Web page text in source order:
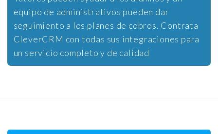
equipo de administrativos pueden dar
seguimiento a los planes de cobros. Contrata
CleverCRM con todas sus integraciones para
un servicio completo y de calidad